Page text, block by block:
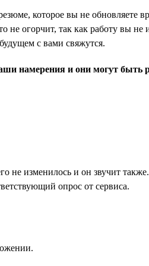
которое вы не обновляете
огорчит, так как работу вы
с вами свяжутся.
намерения и они могут быть
не изменилось и он звучит
опрос от сервиса.